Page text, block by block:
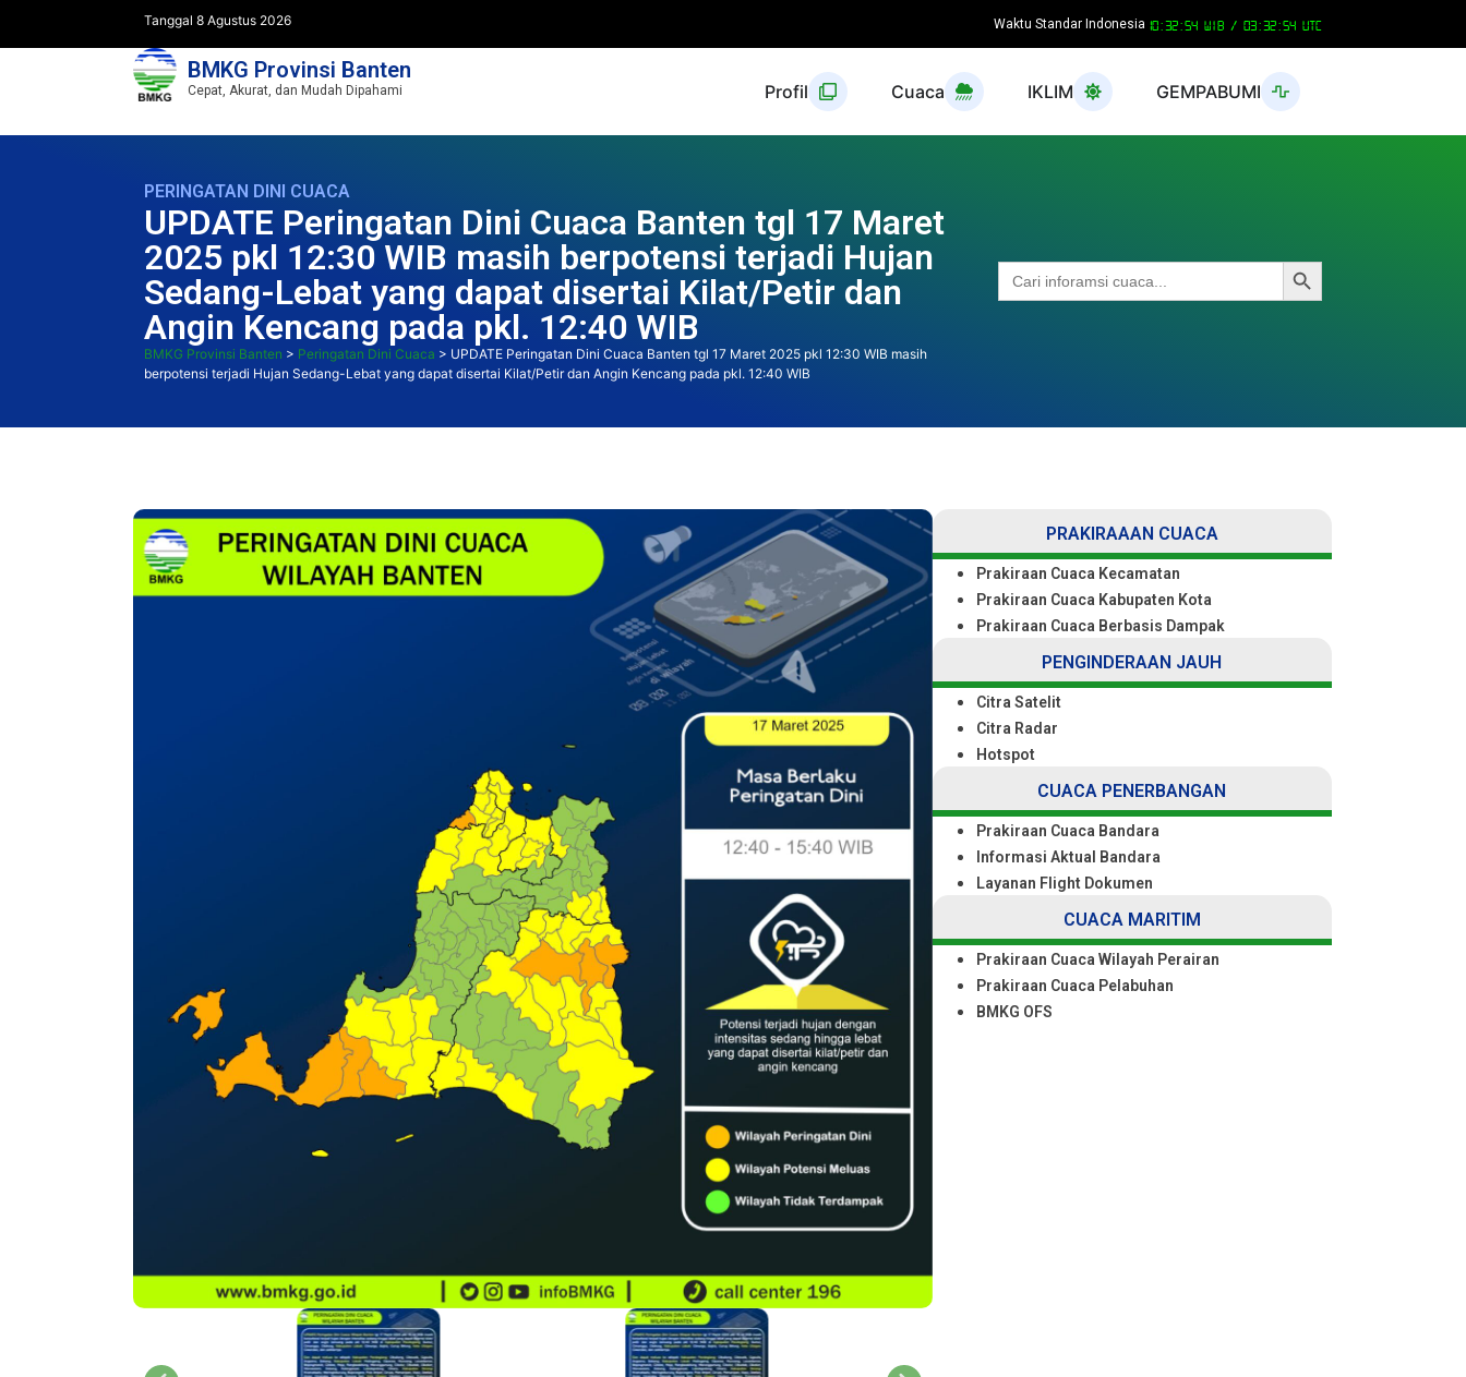
Tanggal 8 Agustus 2026 Waktu Standar Indonesia 10:32:55 WIB / 03:32:55 UTC
BMKG Provinsi Banten
Cepat, Akurat, dan Mudah Dipahami Profil Cuaca IKLIM GEMPABUMI
PERINGATAN DINI CUACA
UPDATE Peringatan Dini Cuaca Banten tgl 17 Maret
2025 pkl 12:30 WIB masih berpotensi terjadi Hujan
Sedang-Lebat yang dapat disertai Kilat/Petir dan
Angin Kencang pada pkl. 12:40 WIB
BMKG Provinsi Banten > Peringatan Dini Cuaca > UPDATE Peringatan Dini Cuaca Banten tgl 17 Maret 2025 pkl 12:30 WIB masih
berpotensi terjadi Hujan Sedang-Lebat yang dapat disertai Kilat/Petir dan Angin Kencang pada pkl. 12:40 WIB
Search
for:
Search Button
PRAKIRAAAN CUACA
Prakiraan Cuaca Kecamatan
Prakiraan Cuaca Kabupaten Kota
Prakiraan Cuaca Berbasis Dampak
PENGINDERAAN JAUH
Citra Satelit
Citra Radar
Hotspot
CUACA PENERBANGAN
Prakiraan Cuaca Bandara
Informasi Aktual Bandara
Layanan Flight Dokumen
CUACA MARITIM
Prakiraan Cuaca Wilayah Perairan
Prakiraan Cuaca Pelabuhan
BMKG OFS